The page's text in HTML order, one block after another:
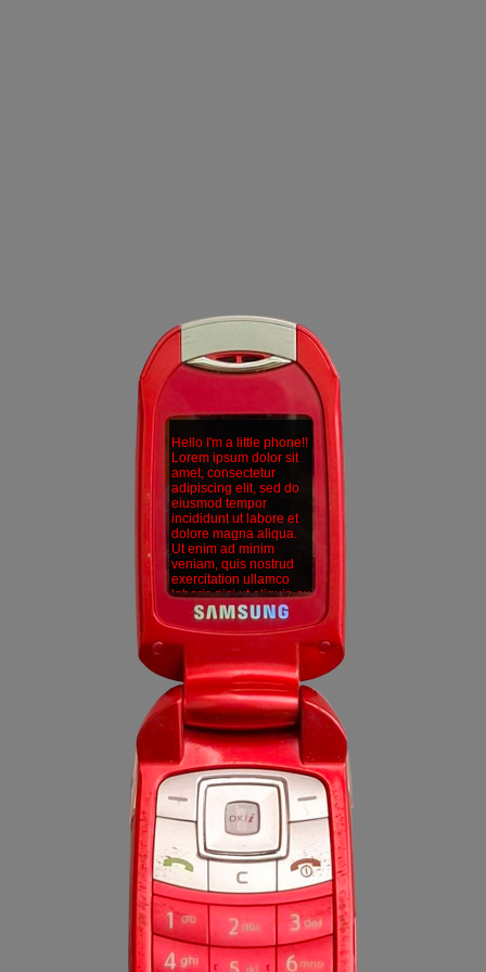
Hello I'm a little phone!!
Lorem ipsum dolor sit
amet, consectetur
adipiscing elit, sed do
eiusmod tempor
incididunt ut labore et
dolore magna aliqua.
Ut enim ad minim
veniam, quis nostrud
exercitation ullamco
laboris nisi ut aliquip ex
ea commodo
consequat. Duis aute
irure dolor in
reprehenderit in
voluptate velit esse
cillum dolore eu fugiat
nulla pariatur.
Excepteur sint
occaecat cupidatat non
proident, sunt in culpa
qui officia deserunt
mollit anim id est
laborum.